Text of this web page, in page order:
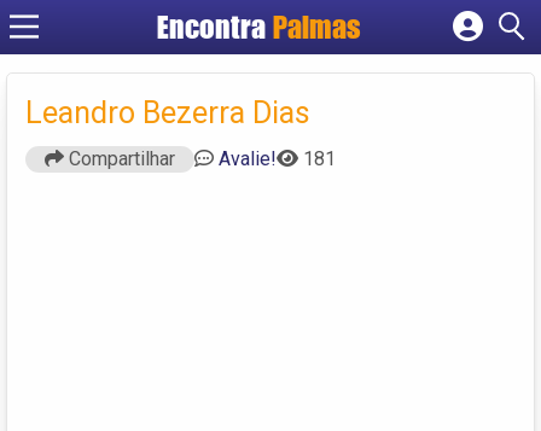
Encontra Palmas
Cadastrar empresa
Criar conta
Leandro Bezerra Dias
Compartilhar Avalie! 181